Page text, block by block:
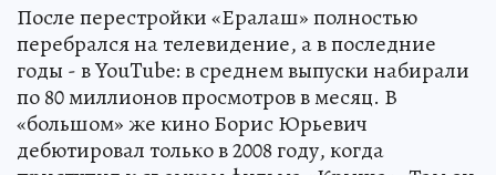
После перестройки «Ералаш» полностью
перебрался на телевидение, а в последние
годы - в YouTube: в среднем выпуски набирали
по 80 миллионов просмотров в месяц. В
«большом» же кино Борис Юрьевич
дебютировал только в 2008 году, когда